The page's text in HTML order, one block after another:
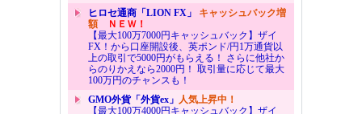
ヒロセ通商「LION FX」 キャッシュバック増
額ＮＥＷ！
【最大100万7000円キャッシュバック】ザイ
FX！から口座開設後、英ポンド/円1万通貨以
上の取引で5000円がもらえる！ さらに他社か
らのりかえなら2000円！ 取引量に応じて最大
100万円のチャンスも！
GMO外貨「外貨ex」 人気上昇中！
【最大100万4000円キャッシュバック】ザイ